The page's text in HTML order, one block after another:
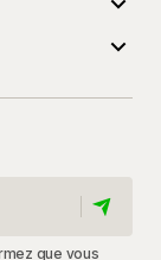
que vous